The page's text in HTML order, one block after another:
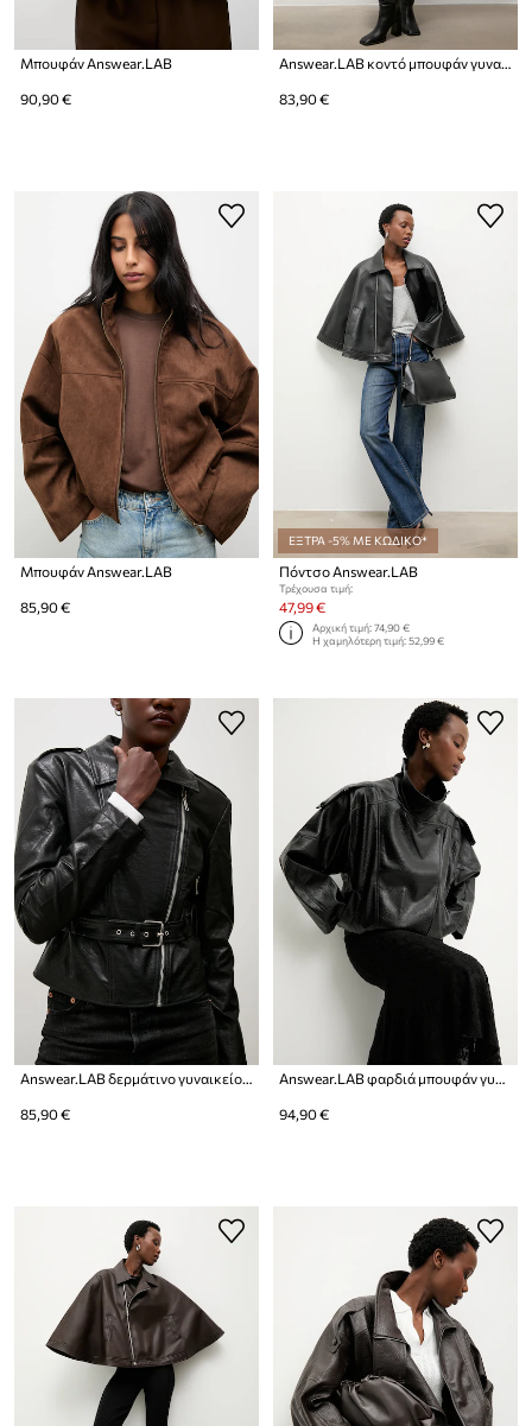
Μπουφάν Answear.LAB
90,90 €
Answear.LAB κοντό μπουφάν γυναικείο από απομίμηση σουέτ
83,90 €
Μπουφάν Answear.LAB
85,90 €
ΕΞΤΡΑ -5% ΜΕ ΚΩΔΙΚΟ*
Πόντσο Answear.LAB
Τρέχουσα τιμή:
47,99 €
Αρχική τιμή:74,90 €
Η χαμηλότερη τιμή:52,99 €
Answear.LAB δερμάτινο γυναικείο από συνθετικό δέρμα
85,90 €
Answear.LAB φαρδιά μπουφάν γυναικεία από συνθετικό δέρμα
94,90 €